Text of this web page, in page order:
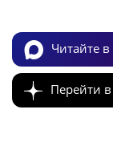
Читайте в
Перейти в